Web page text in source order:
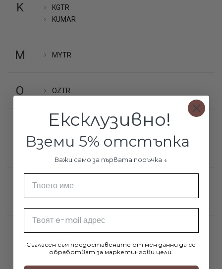
K
KGTR
KUMAR
M MYTR
O OZTR
PAND
PD
SJECH
ST
TALTR
Ексклузивно!
Вземи 5% отстъпка
Важи само за първата поръчка ↓
Съгласен съм предоставените от мен данни да се
обработват за маркетингови цели.